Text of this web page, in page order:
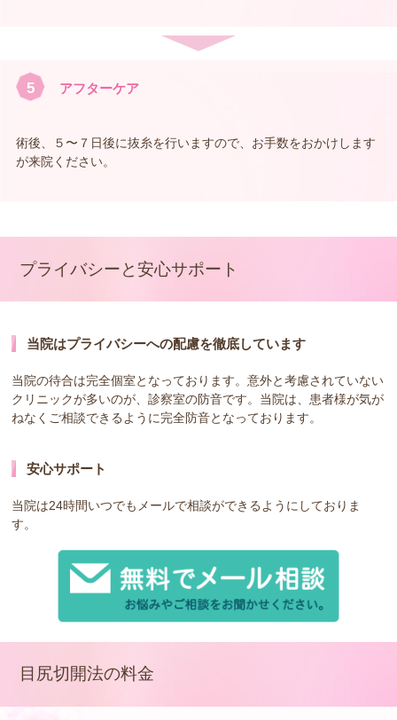
5 アフターケア
術後、５〜７日後に抜糸を行いますので、お手数をおかけします
が来院ください。
プライバシーと安心サポート
当院はプライバシーへの配慮を徹底しています
当院の待合は完全個室となっております。意外と考慮されていない
クリニックが多いのが、診察室の防音です。当院は、患者様が気が
ねなくご相談できるように完全防音となっております。
安心サポート
当院は24時間いつでもメールで相談ができるようにしておりま
す。
目尻切開法の料金